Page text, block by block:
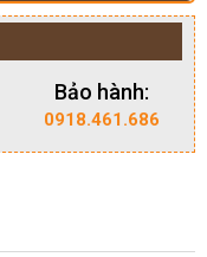
Bảo hành:
0918.461.686